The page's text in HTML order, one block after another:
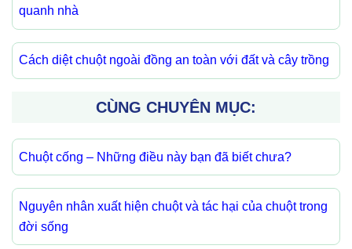
quanh nhà
Cách diệt chuột ngoài đồng an toàn với đất và cây trồng
CÙNG CHUYÊN MỤC:
Chuột cống – Những điều này bạn đã biết chưa?
Nguyên nhân xuất hiện chuột và tác hại của chuột trong
đời sống